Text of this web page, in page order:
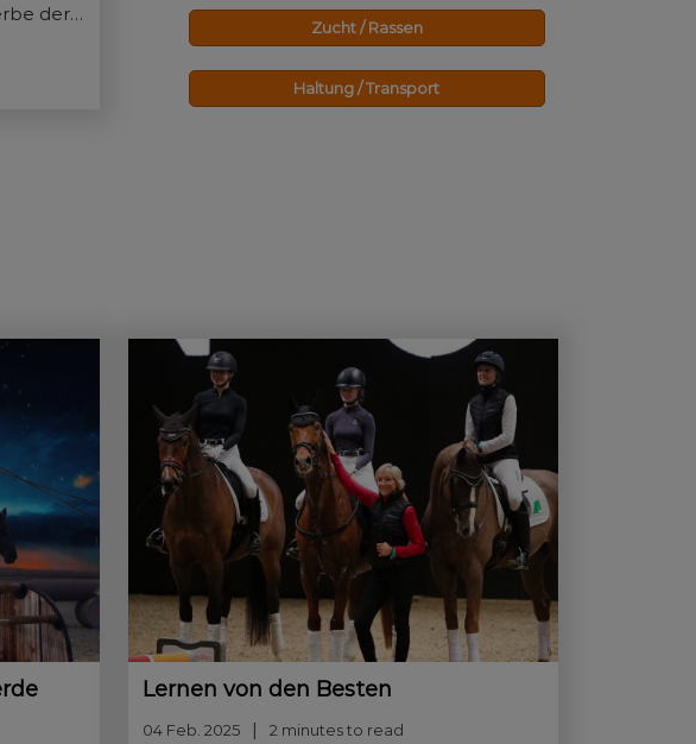
der
Zucht / Rassen
Haltung / Transport
Lernen von den Besten
04 Feb. 2025 2 minutes to read